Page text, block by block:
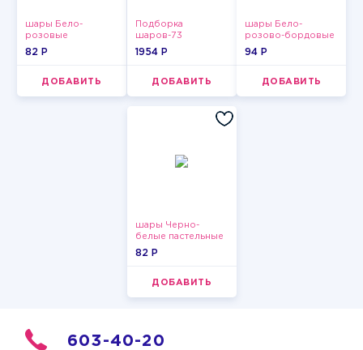
шары Бело-
розовые
пастельные
82 P
ДОБАВИТЬ
Подборка
шаров-73
1954 P
ДОБАВИТЬ
шары Бело-
розово-бордовые
металлик
94 P
ДОБАВИТЬ
шары Черно-
белые пастельные
82 P
ДОБАВИТЬ
603-40-20